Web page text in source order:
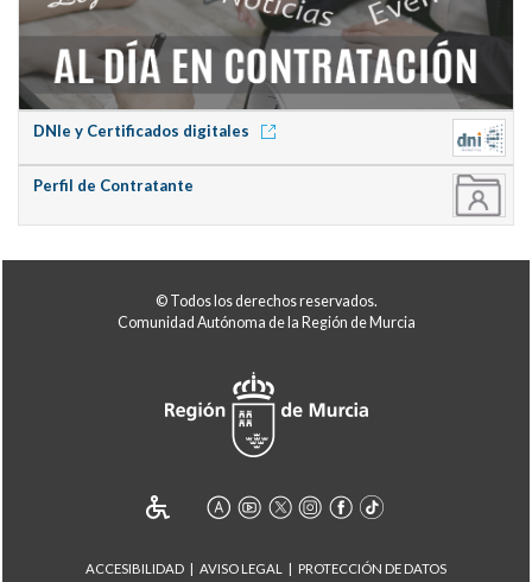
DNIe y Certificados digitales
Perfil de Contratante
© Todos los derechos reservados.
Comunidad Autónoma de la Región de Murcia
ACCESIBILIDAD AVISO LEGAL PROTECCIÓN DE DATOS